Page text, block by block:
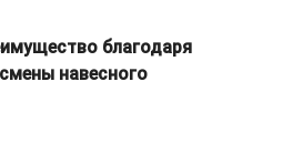
благодаря
навесного